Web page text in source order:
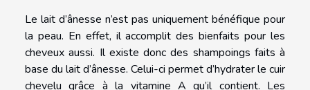
Le lait d’ânesse n’est pas uniquement bénéfique pour
la peau. En effet, il accomplit des bienfaits pour les
cheveux aussi. Il existe donc des shampoings faits à
base du lait d’ânesse. Celui-ci permet d’hydrater le cuir
chevelu grâce à la vitamine A qu’il contient. Les